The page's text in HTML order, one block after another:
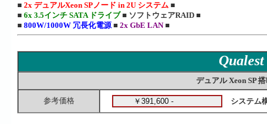
■2x デュアルXeon SPノード in 2U システム ■
■ 6x 3.5インチ SATA ドライブ■ ソフトウェアRAID ■
■ 800W/1000W 冗長化電源■2x GbE LAN■
デュアル Xeon SP
参考価格 システム